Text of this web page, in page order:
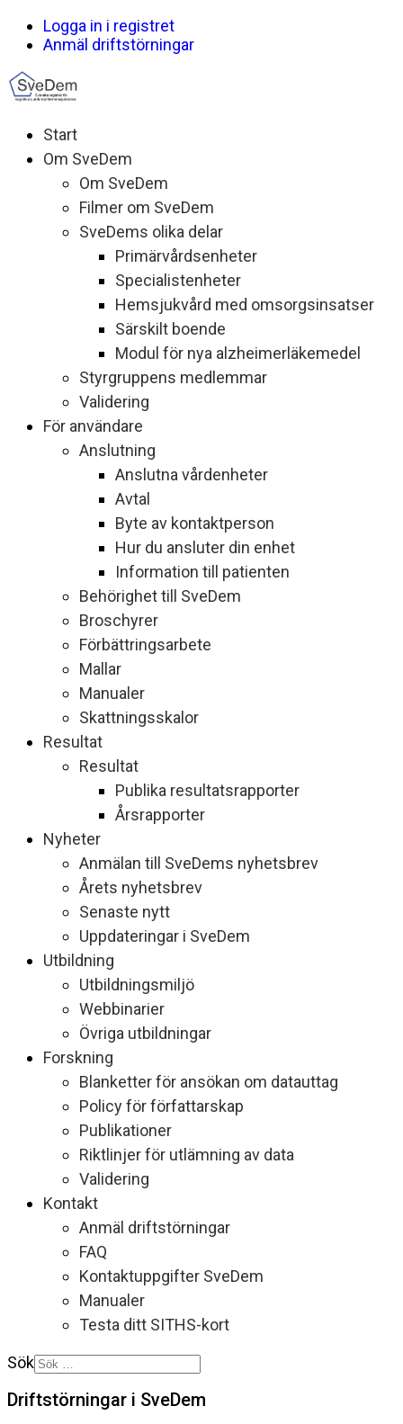
Logga in i registret
Anmäl driftstörningar
Start
Om SveDem
Om SveDem
Filmer om SveDem
SveDems olika delar
Primärvårdsenheter
Specialistenheter
Hemsjukvård med omsorgsinsatser
Särskilt boende
Modul för nya alzheimerläkemedel
Styrgruppens medlemmar
Validering
För användare
Anslutning
Anslutna vårdenheter
Avtal
Byte av kontaktperson
Hur du ansluter din enhet
Information till patienten
Behörighet till SveDem
Broschyrer
Förbättringsarbete
Mallar
Manualer
Skattningsskalor
Resultat
Resultat
Publika resultatsrapporter
Årsrapporter
Nyheter
Anmälan till SveDems nyhetsbrev
Årets nyhetsbrev
Senaste nytt
Uppdateringar i SveDem
Utbildning
Utbildningsmiljö
Webbinarier
Övriga utbildningar
Forskning
Blanketter för ansökan om datauttag
Policy för författarskap
Publikationer
Riktlinjer för utlämning av data
Validering
Kontakt
Anmäl driftstörningar
FAQ
Kontaktuppgifter SveDem
Manualer
Testa ditt SITHS-kort
Sök
Driftstörningar i SveDem